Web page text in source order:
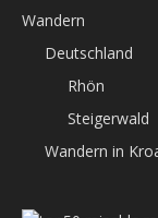
Wandern
Deutschland
Rhön
Steigerwald
Wandern in